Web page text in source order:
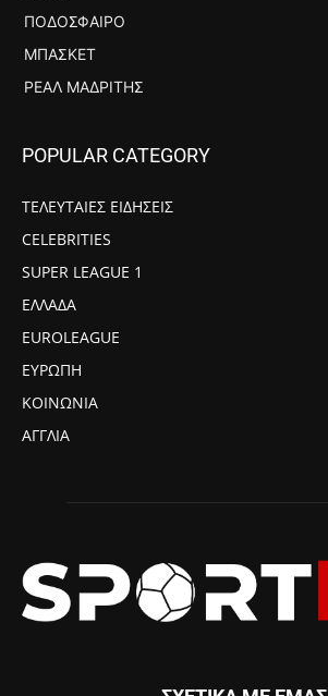
ΠΟΔΌΣΦΑΙΡΟ
ΜΠΆΣΚΕΤ
ΡΕΆΛ ΜΑΔΡΊΤΗΣ
POPULAR CATEGORY
ΤΕΛΕΥΤΑΙΕΣ ΕΙΔΗΣΕΙΣ
CELEBRITIES
SUPER LEAGUE 1
ΕΛΛΑΔΑ
EUROLEAGUE
ΕΥΡΩΠΗ
ΚΟΙΝΩΝΙΑ
ΑΓΓΛΙΑ